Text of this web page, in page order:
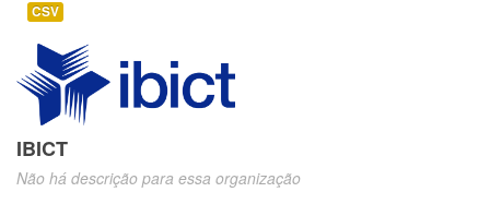
CSV
IBICT
Não há descrição para essa organização